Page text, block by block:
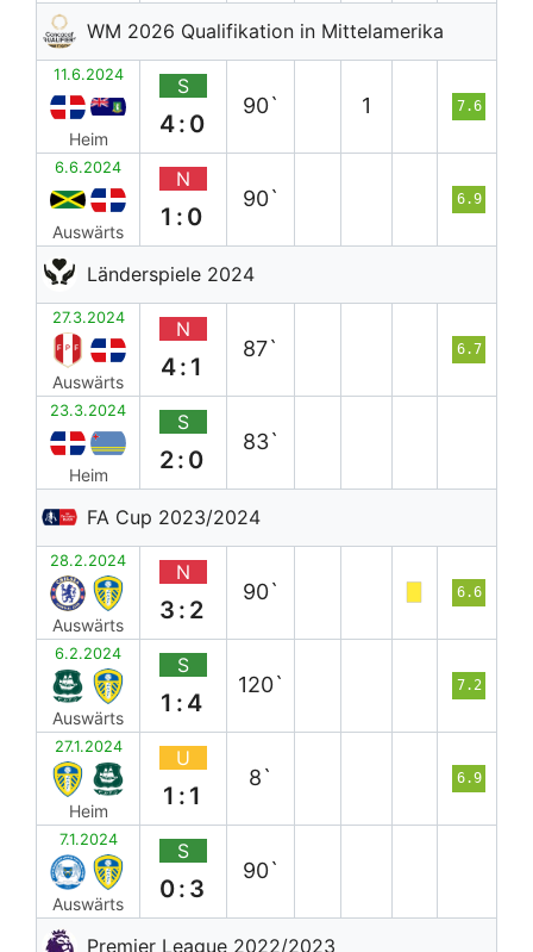
WM 2026 Qualifikation in Mittelamerika
11.6.2024
Heim
S
4:0
90` 1 7.6
6.6.2024
Auswärts
N
1:0
90` 6.9
Länderspiele 2024
27.3.2024
Auswärts
N
4:1
87` 6.7
23.3.2024
Heim
S
2:0
83`
FA Cup 2023/2024
28.2.2024
Auswärts
N
3:2
90` 6.6
6.2.2024
Auswärts
S
1:4
120` 7.2
27.1.2024
Heim
U
1:1
8` 6.9
7.1.2024
Auswärts
S
0:3
90`
Premier League 2022/2023